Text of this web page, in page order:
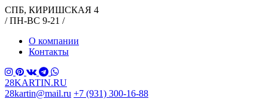
СПБ, КИРИШСКАЯ 4
/ ПН-ВС 9-21 /
О компании
Контакты
28KARTIN.RU
28kartin@mail.ru +7 (931) 300-16-88